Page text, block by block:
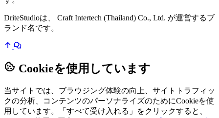
DriteStudioは、 Craft Intertech (Thailand) Co., Ltd. が運営するブ
ランド名です。
Cookieを使用しています
当サイトでは、ブラウジング体験の向上、サイトトラフィッ
クの分析、コンテンツのパーソナライズのためにCookieを使
用しています。「すべて受け入れる」をクリックすると、